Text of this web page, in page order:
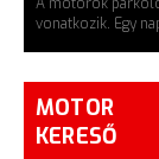
vonatkozik. Egy
MOTOR
KERESŐ